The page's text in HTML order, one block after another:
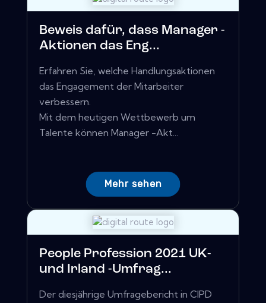
Beweis dafür, dass Manager -
Aktionen das Eng...
Erfahren Sie, welche Handlungsaktionen
das Engagement der Mitarbeiter
verbessern.
Mit dem heutigen Wettbewerb um
Talente können Manager -Akt...
Mehr sehen
People Profession 2021 UK-
und Irland -Umfrag...
Der diesjährige Umfragebericht in CIPD